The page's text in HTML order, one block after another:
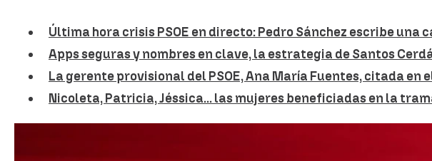
Última hora crisis PSOE en directo: Pedro Sánchez escribe
Apps seguras y nombres en clave, la estrategia de Santos
La gerente provisional del PSOE, Ana María Fuentes, citada
Nicoleta, Patricia, Jéssica... las mujeres beneficiadas en la